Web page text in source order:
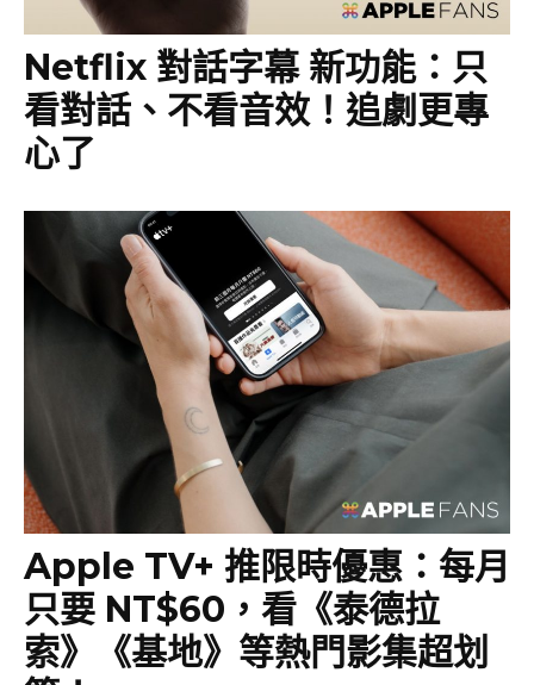
Netflix 對話字幕 新功能：只
看對話、不看音效！追劇更專
心了
Apple TV+ 推限時優惠：每月
只要 NT$60，看《泰德拉
索》《基地》等熱門影集超划